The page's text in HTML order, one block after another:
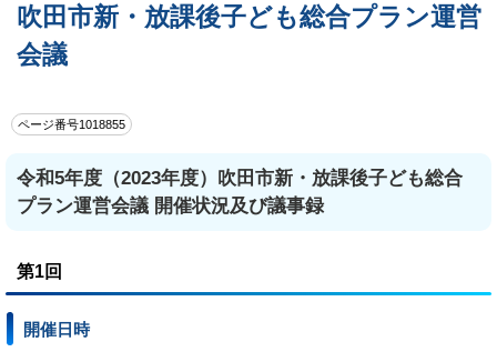
吹田市新・放課後子ども総合プラン運営
会議
ページ番号1018855
令和5年度（2023年度）吹田市新・放課後子ども総合
プラン運営会議 開催状況及び議事録
第1回
開催日時